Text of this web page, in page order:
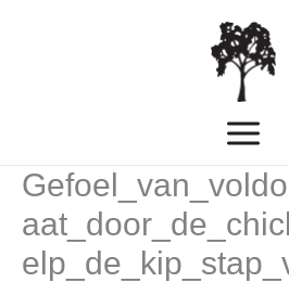
MAIN
MENU